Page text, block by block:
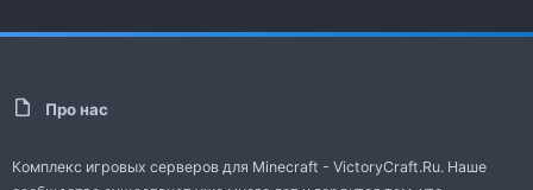
Про нас
Комплекс игровых серверов для Minecraft - VictoryCraft.Ru. Наше